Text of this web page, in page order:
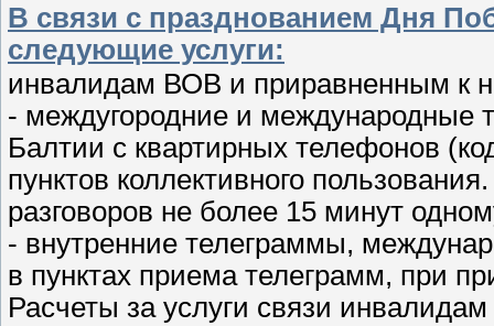
В связи с празднованием Дня
следующие услуги:
инвалидам ВОВ и приравненным к
- междугородние и международные
Балтии с квартирных телефонов
пунктов коллективного
разговоров не более 15 минут
- внутренние телеграммы,
в пунктах приема телеграмм, при
Расчеты за услуги связи